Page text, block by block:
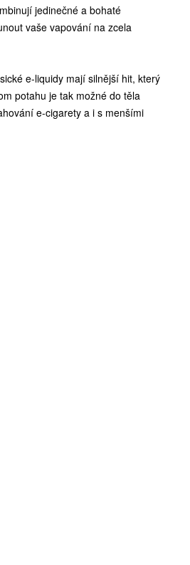
jedinečné a bohaté
vaše vapování na zcela
e-liquidy mají silnější hit, který
potahu je tak možné do těla
e-cigarety a i s menšími